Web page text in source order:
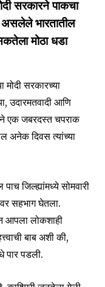
सरकारने पाकचा
असलेले भारतातील
मोठा धडा
सरकारच्या
उदारमतवादी आणि
एक जबरदस्त चपराक
अनेक दिवस त्यांच्या
जिल्ह्यांमध्ये सोमवारी
सहभाग घेतला.
आपला लोकशाही
बाब अशी की,
पार पडली.